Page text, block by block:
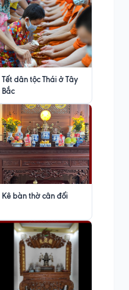
Tết dân tộc Thái ở Tây
Bắc
Kê bàn thờ cân đối